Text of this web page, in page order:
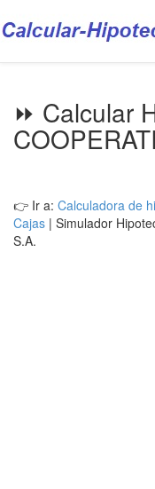
⏩ Calcular
👉 Ir a: Calculadora de
Cajas | Simulador
S.A.